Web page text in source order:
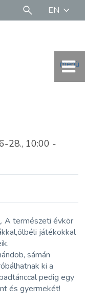
EN
menü
28., 10:00 -
A természeti évkör
játékokkal
sámán
ki a
pedig egy
és gyermekét!